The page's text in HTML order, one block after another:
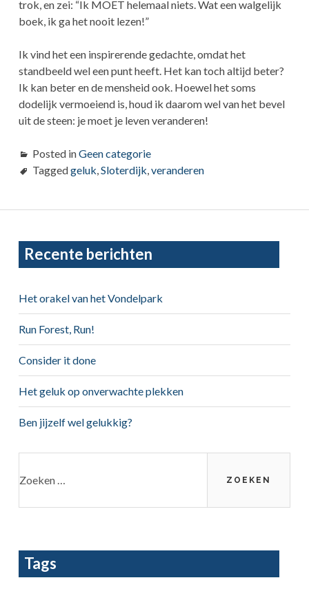
trok, en zei: “Ik MOET helemaal niets. Wat een walgelijk
boek, ik ga het nooit lezen!”
Ik vind het een inspirerende gedachte, omdat het
standbeeld wel een punt heeft. Het kan toch altijd beter?
Ik kan beter en de mensheid ook. Hoewel het soms
dodelijk vermoeiend is, houd ik daarom wel van het bevel
uit de steen: je moet je leven veranderen!
Posted inGeen categorie
Taggedgeluk,Sloterdijk,veranderen
Primary
Recente berichten
Het orakel van het Vondelpark
Run Forest, Run!
Consider it done
Het geluk op onverwachte plekken
Ben jijzelf wel gelukkig?
naar:
Tags